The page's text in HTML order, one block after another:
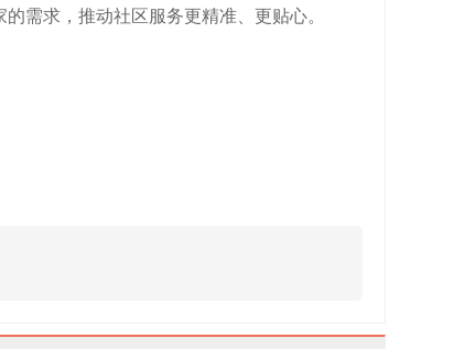
需求，推动社区服务更精准、更贴心。